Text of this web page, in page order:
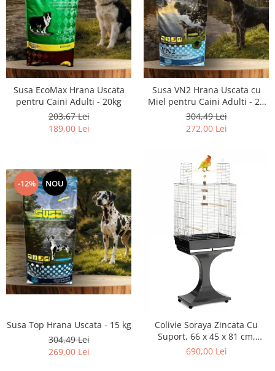
Susa EcoMax Hrana Uscata
pentru Caini Adulti - 20kg
203,67 Lei
189,00 Lei
Susa VN2 Hrana Uscata cu
Miel pentru Caini Adulti - 20
kg
304,49 Lei
272,00 Lei
-12% NOU
Susa Top Hrana Uscata - 15 kg
304,49 Lei
269,00 Lei
Colivie Soraya Zincata Cu
Suport, 66 x 45 x 81 cm,
15210030
690,00 Lei